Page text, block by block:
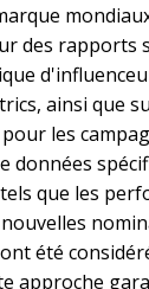
des rapports
ainsi que
les
données
que les
été
approche